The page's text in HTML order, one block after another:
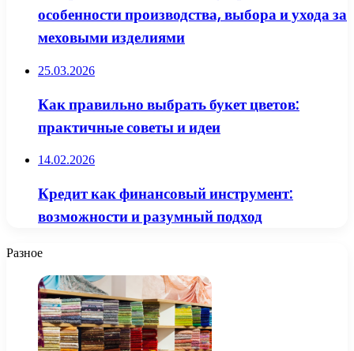
особенности производства, выбора и ухода за
меховыми изделиями
25.03.2026
Как правильно выбрать букет цветов:
практичные советы и идеи
14.02.2026
Кредит как финансовый инструмент:
возможности и разумный подход
Разное